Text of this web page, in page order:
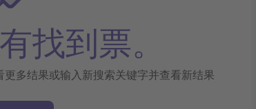
找到票。
多结果或输入新搜索关键字并查看新结果